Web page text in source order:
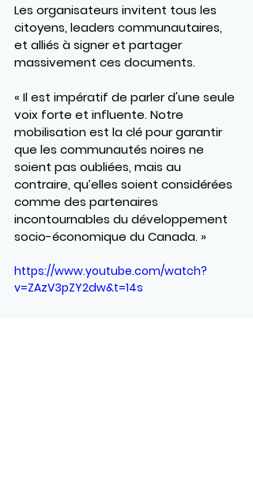
Les organisateurs invitent tous les
citoyens, leaders communautaires,
et alliés à signer et partager
massivement ces documents.
« Il est impératif de parler d'une seule
voix forte et influente. Notre
mobilisation est la clé pour garantir
que les communautés noires ne
soient pas oubliées, mais au
contraire, qu’elles soient considérées
comme des partenaires
incontournables du développement
socio-économique du Canada. »
https://www.youtube.com/watch?
v=ZAzV3pZY2dw&t=14s